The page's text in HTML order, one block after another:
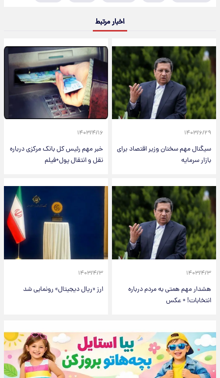
اخبار مرتبط
۱۴۰۳/۶/۲۹
سیگنال مهم سخنان وزیر اقتصاد برای
بازار سرمایه
۱۴۰۳/۴/۱۶
خبر مهم رئیس کل بانک مرکزی درباره
نقل و انتقال پول+فیلم
۱۴۰۳/۴/۳
هشدار مهم همتی به مردم درباره
انتخابات! + عکس
۱۴۰۳/۴/۳
ارز «ریال دیجیتال» رونمایی شد